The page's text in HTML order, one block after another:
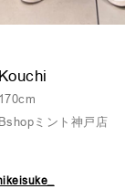
Kouchi
170cm
Bshopミント神戸店